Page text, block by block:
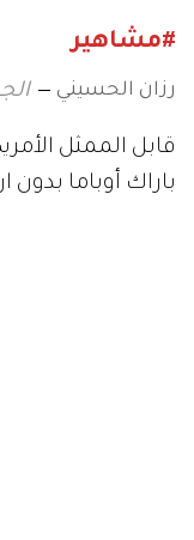
#مشاهير
رزان الحسيني الجمعة 21
قابل الممثل
باراك أوباما بدون